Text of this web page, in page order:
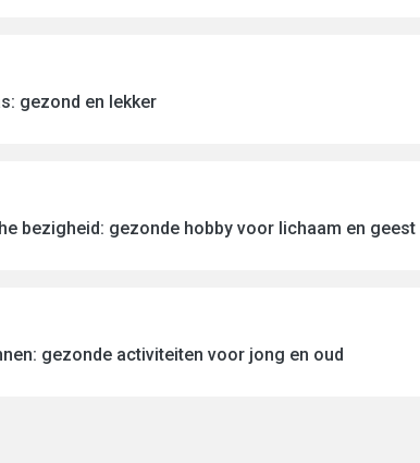
gezond en lekker
bezigheid: gezonde hobby voor lichaam en geest
gezonde activiteiten voor jong en oud